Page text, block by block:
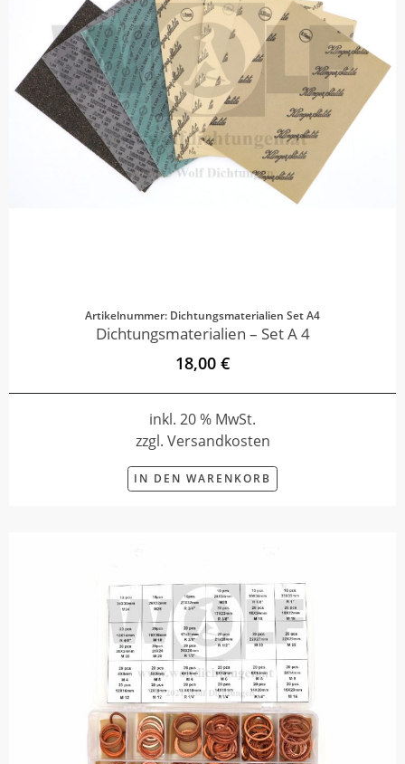
Artikelnummer: Dichtungsmaterialien Set A4
Dichtungsmaterialien – Set A 4
18,00 €
inkl. 20 % MwSt.
zzgl. Versandkosten
IN DEN WARENKORB